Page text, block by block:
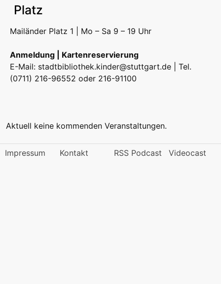
Platz
Mailänder Platz 1 | Mo – Sa 9 – 19 Uhr
Anmeldung | Kartenreservierung
E-Mail: stadtbibliothek.kinder@stuttgart.de | Tel.
(0711) 216-96552 oder 216-91100
Aktuell keine kommenden Veranstaltungen.
Impressum Kontakt RSS Podcast Videocast